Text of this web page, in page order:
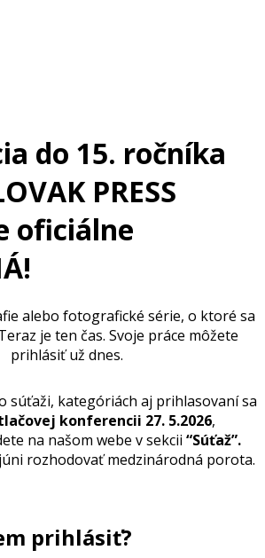
do 15. ročníka
PRESS
oficiálne
alebo fotografické série, o ktoré sa
je ten čas. Svoje práce môžete
prihlásiť už dnes.
súťaži, kategóriách aj prihlasovaní sa
konferencii 27. 5.2026,
na našom webe v sekcii “Súťaž”.
rozhodovať medzinárodná porota.
prihlásiť?